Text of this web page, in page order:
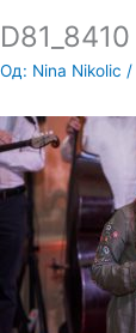
D81_8410
Од: Nina Nikolic /